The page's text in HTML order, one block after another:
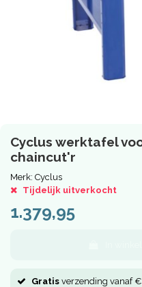
Cyclus werktafel
chaincut'r
Merk: Cyclus
Tijdelijk uitverkocht
1.379,95
Gratis verzending vanaf